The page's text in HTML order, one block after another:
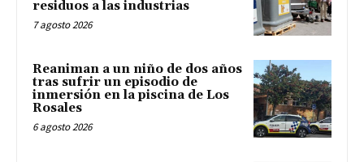
residuos a las industrias
7 agosto 2026
Reaniman a un niño de dos años
tras sufrir un episodio de
inmersión en la piscina de Los
Rosales
6 agosto 2026